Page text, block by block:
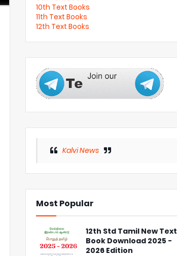
10th Text Books
11th Text Books
12th Text Books
Kalvi News
Most Popular
12th Std Tamil New Text
Book Download 2025 -
2026 Edition